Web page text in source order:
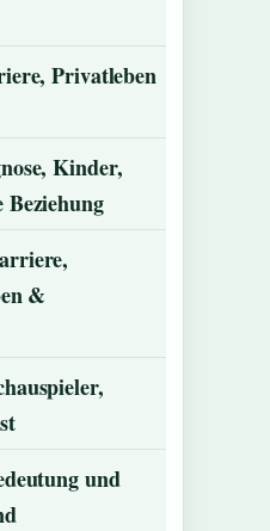
Privatleben
Kinder,
&
und